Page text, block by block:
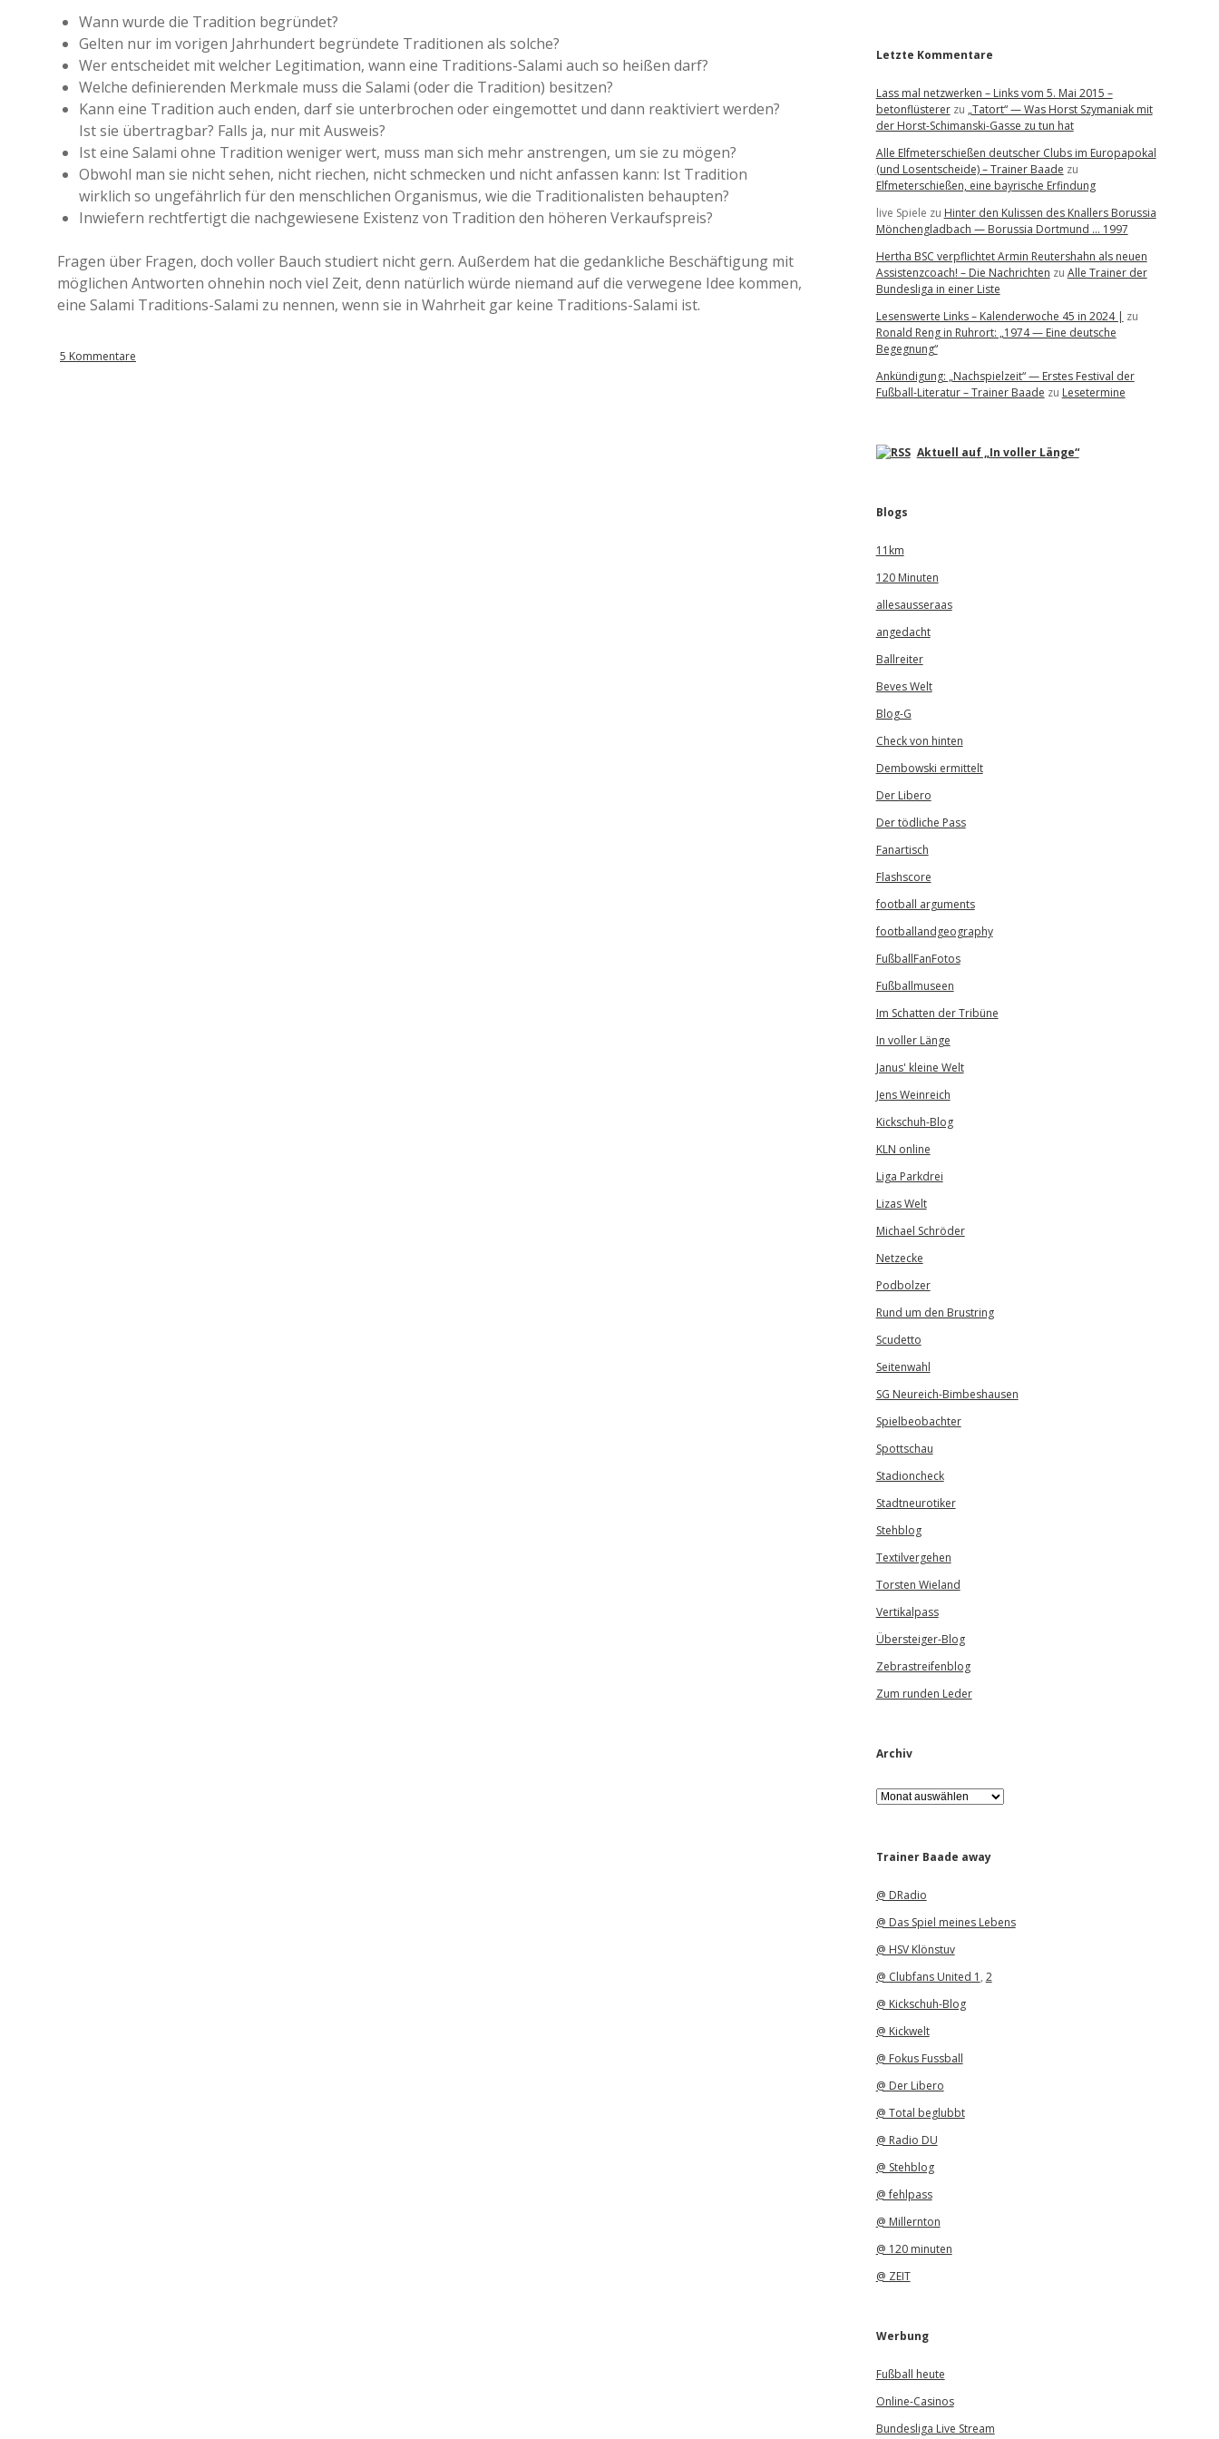
a
a
d
e
Wann wurde die Tradition begründet?
Gelten nur im vorigen Jahrhundert begründete Traditionen als solche?
Wer entscheidet mit welcher Legitimation, wann eine Traditions-Salami auch so heißen darf?
Welche definierenden Merkmale muss die Salami (oder die Tradition) besitzen?
Kann eine Tradition auch enden, darf sie unterbrochen oder eingemottet und dann reaktiviert werden?
Ist sie übertragbar? Falls ja, nur mit Ausweis?
Ist eine Salami ohne Tradition weniger wert, muss man sich mehr anstrengen, um sie zu mögen?
Obwohl man sie nicht sehen, nicht riechen, nicht schmecken und nicht anfassen kann: Ist Tradition
wirklich so ungefährlich für den menschlichen Organismus, wie die Traditionalisten behaupten?
Inwiefern rechtfertigt die nachgewiesene Existenz von Tradition den höheren Verkaufspreis?
Fragen über Fragen, doch voller Bauch studiert nicht gern. Außerdem hat die gedankliche Beschäftigung mit
möglichen Antworten ohnehin noch viel Zeit, denn natürlich würde niemand auf die verwegene Idee kommen,
eine Salami Traditions-Salami zu nennen, wenn sie in Wahrheit gar keine Traditions-Salami ist.
5 Kommentare
Letzte Kommentare
Lass mal netzwerken – Links vom 5. Mai 2015 –
betonflüstererzu „Tatort“ — Was Horst Szymaniak mit
der Horst-Schimanski-Gasse zu tun hat
Alle Elfmeterschießen deutscher Clubs im Europapokal
(und Losentscheide) – Trainer Baade zu
Elfmeterschießen, eine bayrische Erfindung
live Spiele zu Hinter den Kulissen des Knallers Borussia
Mönchengladbach — Borussia Dortmund … 1997
Hertha BSC verpflichtet Armin Reutershahn als neuen
Assistenzcoach! – Die Nachrichten zu Alle Trainer der
Bundesliga in einer Liste
Lesenswerte Links – Kalenderwoche 45 in 2024 | zu
Ronald Reng in Ruhrort: „1974 — Eine deutsche
Begegnung“
Ankündigung: „Nachspielzeit“ — Erstes Festival der
Fußball-Literatur – Trainer Baade zu Lesetermine
Aktuell auf „In voller Länge“
Blogs
11km
120 Minuten
allesausseraas
angedacht
Ballreiter
Beves Welt
Blog-G
Check von hinten
Dembowski ermittelt
Der Libero
Der tödliche Pass
Fanartisch
Flashscore
football arguments
footballandgeography
FußballFanFotos
Fußballmuseen
Im Schatten der Tribüne
In voller Länge
Janus' kleine Welt
Jens Weinreich
Kickschuh-Blog
KLN online
Liga Parkdrei
Lizas Welt
Michael Schröder
Netzecke
Podbolzer
Rund um den Brustring
Scudetto
Seitenwahl
SG Neureich-Bimbeshausen
Spielbeobachter
Spottschau
Stadioncheck
Stadtneurotiker
Stehblog
Textilvergehen
Torsten Wieland
Vertikalpass
Übersteiger-Blog
Zebrastreifenblog
Zum runden Leder
Archiv
A
r
iTrainer Baade away
@ DRadio
@ Das Spiel meines Lebens
@ HSV Klönstuv
@ Clubfans United 1 , 2
@ Kickschuh-Blog
@ Kickwelt
@ Fokus Fussball
@ Der Libero
@ Total beglubbt
@ Radio DU
@ Stehblog
@ fehlpass
@ Millernton
@ 120 minuten
@ ZEIT
Werbung
Fußball heute
Online-Casinos
Bundesliga Live Stream